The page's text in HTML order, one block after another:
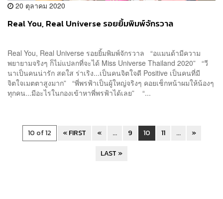
20 ตุลาคม 2020
Real You, Real Universe รอยยิ้มพิมพ์จักรวาล
Real You, Real Universe รอยยิ้มพิมพ์จักรวาล “อแมนด้ามีความ
พยายามจริงๆ ก็ไม่แปลกที่จะได้ Miss Universe Thailand 2020” “วี
นาเป็นคนน่ารัก สดใส ร่าเริง...เป็นคนจิตใจดี Positive เป็นคนที่มี
จิตใจเมตตาสูงมาก” “พี่พรฟ้าเป็นผู้ใหญ่จริงๆ คอยเช็กหน้าผมให้น้องๆ
ทุกคน...มีอะไรในกองเข้าหาพี่พรฟ้าได้เลย” “...
10 of 12 « FIRST « ... 9 10 11 ...
»
LAST »